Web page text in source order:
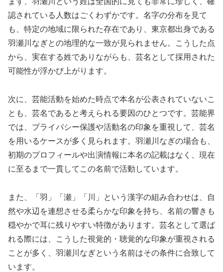
認されている人数はごくわずかです。名字の分布を見て
も、特定の地域に限られた存在であり、東京都出身である
羽瀬川なぎとの地理的な一致が見られません。こうした点
から、実在する姓でありながらも、芸名として採用された
可能性が浮かび上がります。
次に、芸能活動を始めた時点で本名が公表されていないこ
とも、芸名であると考えられる要因のひとつです。芸能界
では、プライバシー保護や活動名の印象を重視して、芸名
を用いるケースが多く見られます。羽瀬川なぎの場合も、
初期のプロフィールや出演情報に本名の記載はなく、現在
に至るまで一貫してこの名前で活動しています。
また、「羽」「瀬」「川」という漢字の組み合わせは、自
然や水辺を連想させる柔らかな印象を持ち、名前の響きも
穏やかで耳に残りやすい特徴があります。芸名として選ば
れる際には、こうした視覚的・聴覚的な印象が重視される
ことが多く、羽瀬川なぎという名前はその条件に合致して
います。